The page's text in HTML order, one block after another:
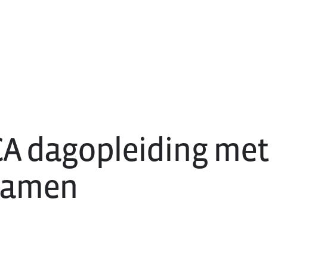
dagopleiding met